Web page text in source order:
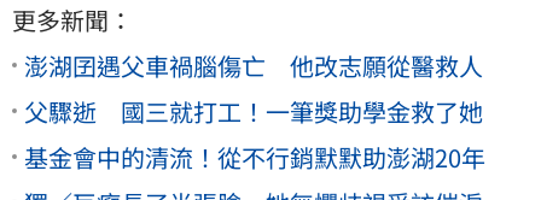
更多新聞：
澎湖囝遇父車禍腦傷亡 他改志願從醫救人
父驟逝 國三就打工！一筆獎助學金救了她
基金會中的清流！從不行銷默默助澎湖20年